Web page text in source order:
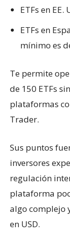
ETFs en EE.
ETFs en
mínimo es
Te permite
de 150 ETFs
plataformas
Trader.
Sus puntos
inversores
regulación
plataforma
algo complejo
en USD.